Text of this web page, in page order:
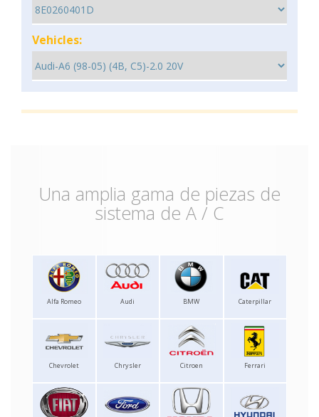
Vehicles:
Una amplia gama de piezas de
sistema de A / C
Alfa Romeo Audi BMW Caterpillar
Chevrolet Chrysler Citroen Ferrari